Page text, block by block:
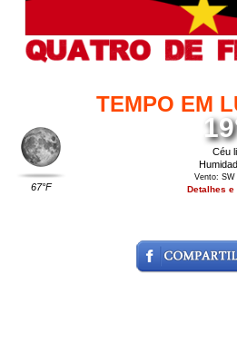
TEMPO EM
67°F
Céu
Vento:
Detalhes